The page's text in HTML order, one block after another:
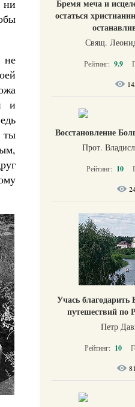
ни
не
и
ты
Бремя меча и
остаться
Свящ.
Рейтинг: 9.9
Восстановление
Прот.
Рейтинг: 10
Учась благодарить
путешествий по
Петр
Рейтинг: 10
81